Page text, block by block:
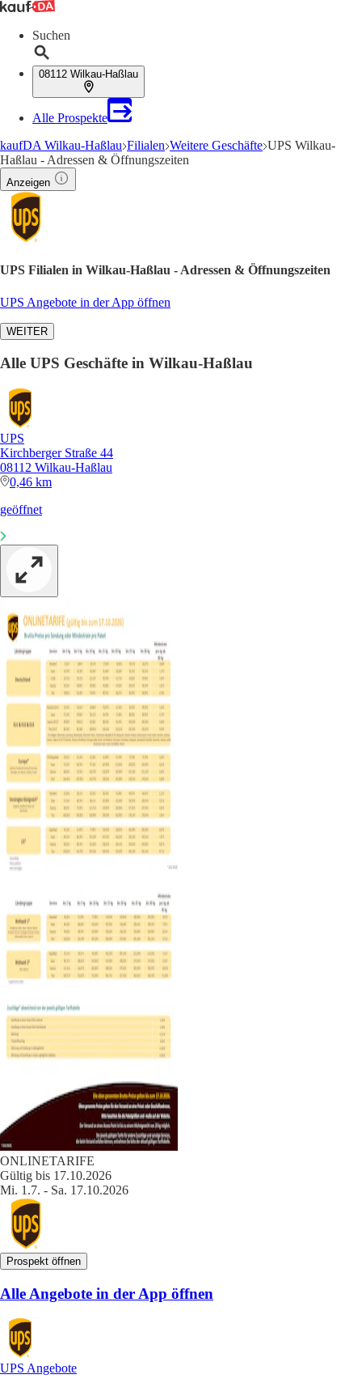
Suchen
08112 Wilkau-Haßlau
Alle Prospekte
kaufDA Wilkau-Haßlau Filialen Weitere Geschäfte UPS Wilkau-
Haßlau - Adressen & Öffnungszeiten
Anzeigen
UPS Filialen in Wilkau-Haßlau - Adressen & Öffnungszeiten
UPS Angebote in der App öffnen
WEITER
Alle UPS Geschäfte in Wilkau-Haßlau
UPS
Kirchberger Straße 44
08112 Wilkau-Haßlau
0,46 km
geöffnet
ONLINETARIFE
Gültig bis 17.10.2026
Mi. 1.7. - Sa. 17.10.2026
Prospekt öffnen
Alle Angebote in der App öffnen
UPS Angebote